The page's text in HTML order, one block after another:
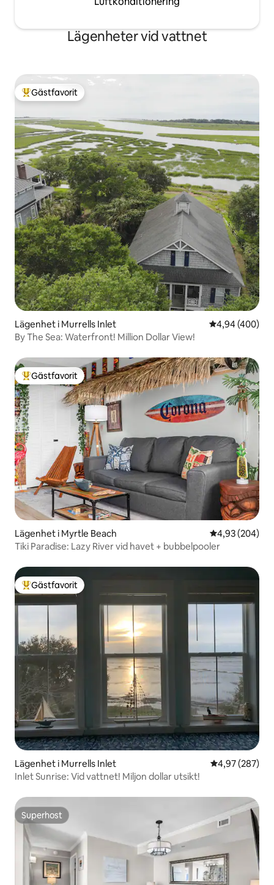
Lägenheter vid vattnet
Populär gästfavorit
Gästfavorit
Lägenhet i Murrells Inlet 4,94 av 5 i
4,94 (400)
By The Sea: Waterfront! Million Dollar View!
Populär gästfavorit
Gästfavorit
Lägenhet i Myrtle Beach 4,93 av 5 i
4,93 (204)
Tiki Paradise: Lazy River vid havet + bubbelpooler
Populär gästfavorit
Gästfavorit
Lägenhet i Murrells Inlet 4,97 av 5 i
4,97 (287)
Inlet Sunrise: Vid vattnet! Miljon dollar utsikt!
Superhost
Superhost